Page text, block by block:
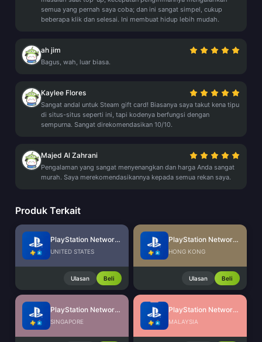
semua yang pernah saya coba; dan ini sangat simpel, cukup
beberapa klik dan selesai. Ini membuat hidup lebih mudah.
ah jim
Bagus, wah, luar biasa.
Kaylee Flores
Sangat andal untuk Steam gift card! Biasanya saya takut kena tipu
di situs-situs seperti ini, tapi kodenya berfungsi dengan
sempurna. Sangat direkomendasikan 10/10.
Majed Al Zahrani
Pengalaman yang sangat menyenangkan dan harga Anda sangat
murah. Saya merekomendasikannya kepada semua rekan saya.
Produk Terkait
PlayStation Network Card (US)
UNITED STATES
Ulasan Beli
PlayStation Network Card (HK)
HONG KONG
Ulasan Beli
PlayStation Network Card (SG)
SINGAPORE
PlayStation Network Card (MY)
MALAYSIA